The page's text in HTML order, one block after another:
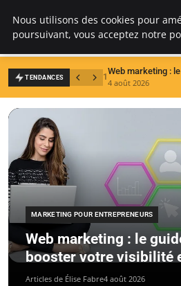
LECFCM
TENDANCES 1
4 août 2026
MARKETING POUR ENTREPRENEURS
Web marketing : le
booster votre visibilité
Articles de Élise Fabre4 août 2026
Nous utilisons des cookies pour
poursuivant, vous acceptez notre